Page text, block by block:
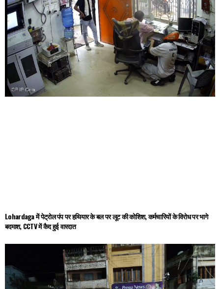
Lohardaga में पेट्रोल पंप पर हथियार के बल पर लूट की कोशिश, कर्मचारियों के विरोध पर भागे
बदमाश, CCTV में कैद हुई वारदात